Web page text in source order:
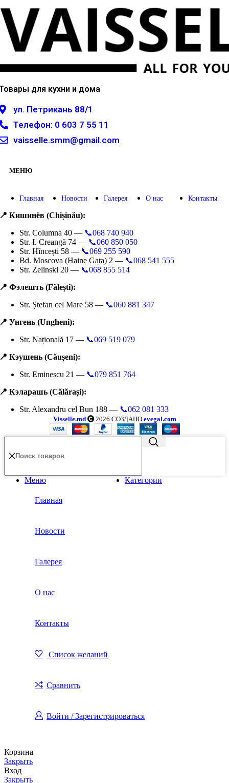
для кухни и дома
ул. Петрикань 88/1
Телефон: 0 603 7 55 11
vaisselle.smm@gmail.com
МЕНЮ
Главная Новости Галерея О нас Контакты
Кишинёв (Chișinău):
Str. Columna 40 — 📞068 740 940
Str. I. Creangă 74 — 📞060 850 050
Str. Hîncești 58 — 📞069 255 590
Bd. Moscova (Haine Gata) 2 — 📞068 541 555
Str. Zelinski 20 — 📞068 855 514
Фэлешть (Fălești):
Str. Ștefan cel Mare 58 — 📞060 881 347
Унгень (Ungheni):
Str. Națională 17 — 📞069 519 079
Кэушень (Căușeni):
Str. Eminescu 21 — 📞079 851 764
Кэларашь (Călărași):
Str. Alexandru cel Bun 188 — 📞062 081 333
Visselle.md 2026 СОЗДАНО evegal.com
Меню Категории
Главная
Новости
Галерея
О нас
Контакты
Список желаний
Сравнить
Войти / Зарегистрироваться
Корзина
Закрыть
Вход
Закрыть